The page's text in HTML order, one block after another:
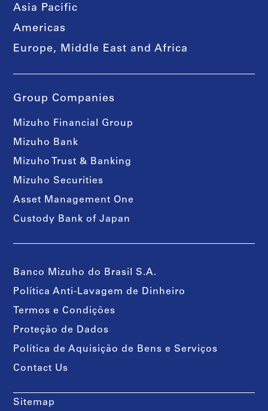
Asia Pacific
Americas
Europe, Middle East and Africa
Group Companies
Mizuho Financial Group
Mizuho Bank
Mizuho Trust & Banking
Mizuho Securities
Asset Management One
Custody Bank of Japan
Banco Mizuho do Brasil S.A.
Política Anti-Lavagem de Dinheiro
Termos e Condições
Proteção de Dados
Política de Aquisição de Bens e Serviços
Contact Us
Sitemap